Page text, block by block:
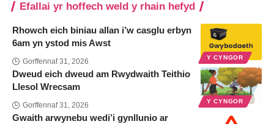
Efallai yr hoffech weld y rhain hefyd
Y CYNGOR
Rhowch eich biniau allan i’w casglu erbyn
6am yn ystod mis Awst
Gorffennaf 31, 2026
Y CYNGOR
Dweud eich dweud am Rwydwaith Teithio
Llesol Wrecsam
Gorffennaf 31, 2026
Gwaith arwynebu wedi’i gynllunio ar